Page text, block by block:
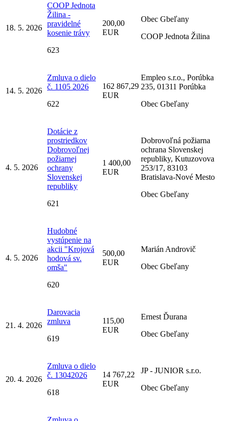
18. 5. 2026
COOP Jednota
Žilina -
pravidelné
kosenie trávy
623
200,00
EUR
Obec Gbeľany
COOP Jednota Žilina
14. 5. 2026
Zmluva o dielo
č. 1105 2026
622
162 867,29
EUR
Empleo s.r.o., Porúbka
235, 01311 Porúbka
Obec Gbeľany
4. 5. 2026
Dotácie z
prostriedkov
Dobrovoľnej
požiarnej
ochrany
Slovenskej
republiky
621
1 400,00
EUR
Dobrovoľná požiarna
ochrana Slovenskej
republiky, Kutuzovova
253/17, 83103
Bratislava-Nové Mesto
Obec Gbeľany
4. 5. 2026
Hudobné
vystúpenie na
akcii "Krojová
hodová sv.
omša"
620
500,00
EUR
Marián Androvič
Obec Gbeľany
21. 4. 2026
Darovacia
zmluva
619
115,00
EUR
Ernest Ďurana
Obec Gbeľany
20. 4. 2026
Zmluva o dielo
č. 13042026
618
14 767,22
EUR
JP - JUNIOR s.r.o.
Obec Gbeľany